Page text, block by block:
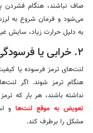
صاف نباشند، هنگام فشردن
می‌شود و فرمان شروع به
به دلیل حرارت زیاد، سایش
۲. خرابی یا فرسودگی لنت ها
لنت‌های ترمز فرسوده یا
هنگام ترمز شوند. اگر
نداشته باشند، هر بار که
تعویض به موقع لنت‌هاو
مشکل را برطرف کند.